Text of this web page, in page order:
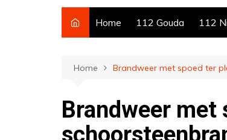
Home 112 Gouda 112
Home Brandweer met spoed ter
Brandweer met